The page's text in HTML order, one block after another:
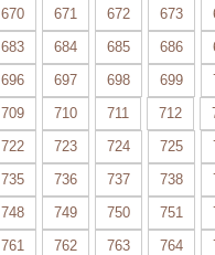
670 671 672 673
683 684 685 686
696 697 698 699
709 710 711 712
722 723 724 725
735 736 737 738
748 749 750 751
761 762 763 764